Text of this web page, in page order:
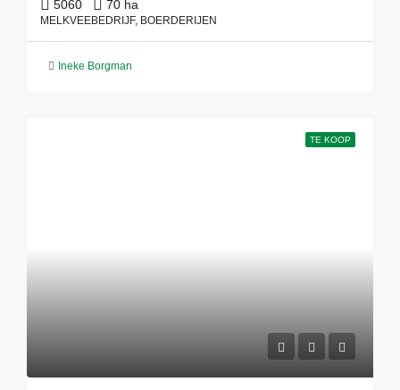
5060 70 ha
MELKVEEBEDRIJF, BOERDERIJEN
Ineke Borgman
TE KOOP